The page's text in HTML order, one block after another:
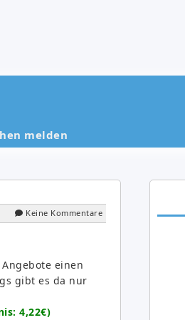
melden
Keine Kommentare
einen
gibt es da nur
4,22€)